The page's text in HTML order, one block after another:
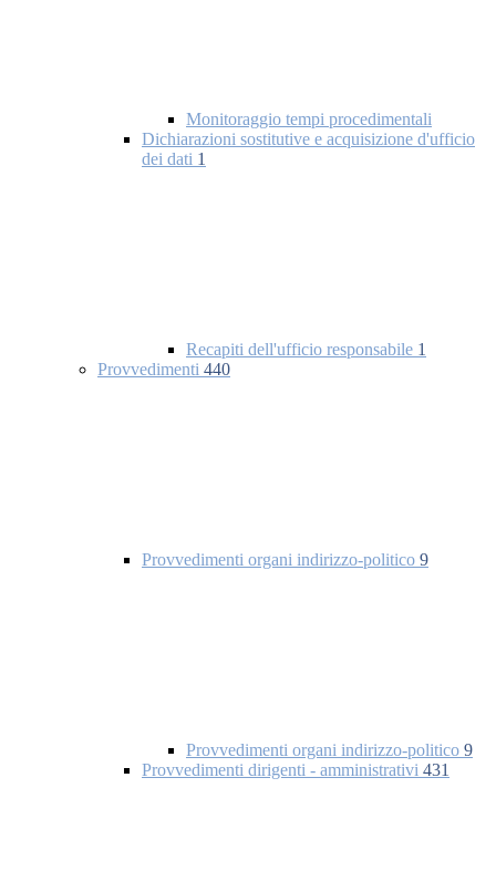
Monitoraggio tempi procedimentali
Dichiarazioni sostitutive e acquisizione d'ufficio
dei dati 1
Recapiti dell'ufficio responsabile 1
Provvedimenti 440
Provvedimenti organi indirizzo-politico 9
Provvedimenti organi indirizzo-politico 9
Provvedimenti dirigenti - amministrativi 431